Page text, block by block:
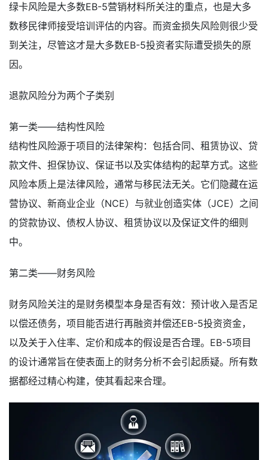
绿卡风险是大多数EB-5营销材料所关注的重点，也是大多
数移民律师接受培训评估的内容。而资金损失风险则很少受
到关注，尽管这才是大多数EB-5投资者实际遭受损失的原
因。
退款风险分为两个子类别
第一类——结构性风险
结构性风险源于项目的法律架构：包括合同、租赁协议、贷
款文件、担保协议、保证书以及实体结构的起草方式。这些
风险本质上是法律风险，通常与移民法无关。它们隐藏在运
营协议、新商业企业（NCE）与就业创造实体（JCE）之间
的贷款协议、债权人协议、租赁协议以及保证文件的细则
中。
第二类——财务风险
财务风险关注的是财务模型本身是否有效：预计收入是否足
以偿还债务，项目能否进行再融资并偿还EB-5投资资金，
以及关于入住率、定价和成本的假设是否合理。EB-5项目
的设计通常旨在使表面上的财务分析不会引起质疑。所有数
据都经过精心构建，使其看起来合理。